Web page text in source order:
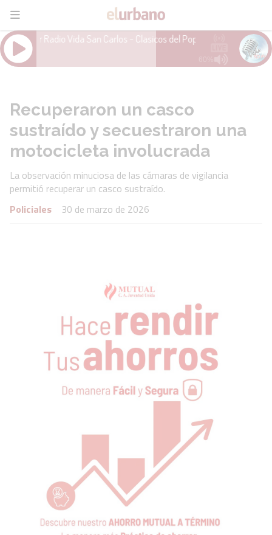
Recuperaron un casco
sustraído y secuestraron una
motocicleta involucrada
La observación minuciosa de las cámaras de vigilancia
permitió recuperar un casco sustraído.
Policiales
30 de marzo de 2026